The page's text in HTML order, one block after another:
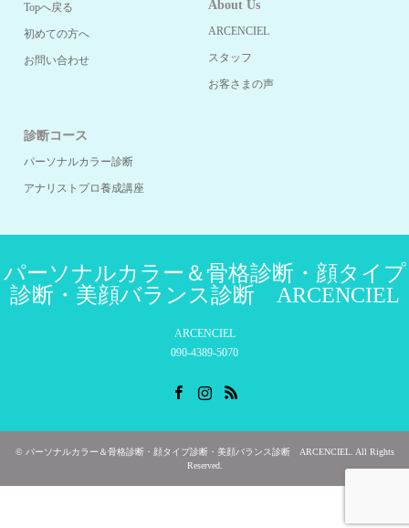
Topへ戻る
初めての方へ
お問い合わせ
About Us
ARCENCIEL
スタッフ
お客さまの声
診断コース
パーソナルカラー診断
アナリストプロ養成講座
パーソナルカラー＆骨格診断・顔タイプ
診断・美顔バランス診断 ARCENCIEL
ARCENCIEL
090-4389-5070
© パーソナルカラー＆骨格診断・顔タイプ診断・美顔バランス診断 ARCENCIEL. All Rights
Reserved.